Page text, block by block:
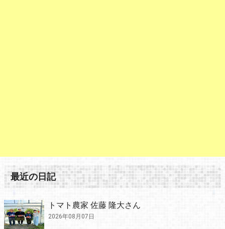
最近の日記
トマト農家 佐藤 隆大さん
2026年08月07日